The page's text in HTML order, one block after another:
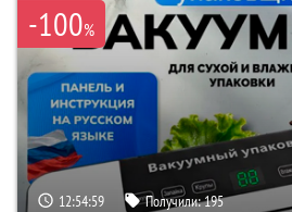
-100%
12:54:58 Получили:195